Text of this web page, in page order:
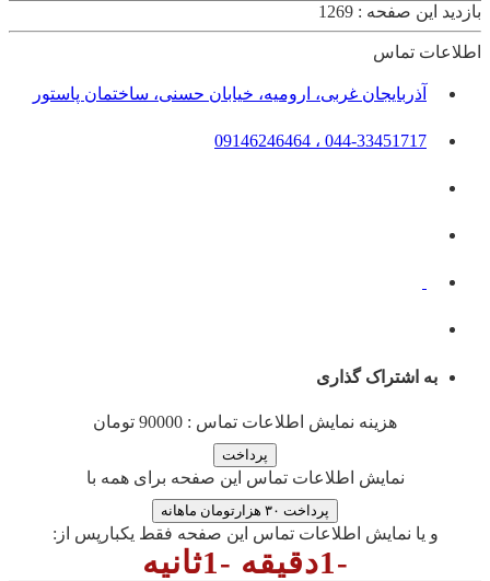
بازدید این صفحه : 1269
اطلاعات تماس
آذربایجان غربی، ارومیه، خیابان حسنی، ساختمان پاستور
044-33451717 ، 09146246464
به اشتراک گذاری
هزینه نمایش اطلاعات تماس : 90000 تومان
نمایش اطلاعات تماس این صفحه برای همه با
پرداخت ۳۰ هزارتومان ماهانه
و یا نمایش اطلاعات تماس این صفحه فقط یکبارپس از:
-1دقیقه -1ثانیه